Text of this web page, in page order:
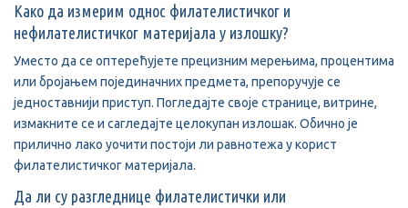
Како да измерим однос филателистичког и
нефилателистичког материјала у излошку?
Уместо да се оптерећујете прецизним мерењима, процентима
или бројањем појединачних предмета, препоручује се
једноставнији приступ. Погледајте своје странице, витрине,
измакните се и сагледајте целокупан излошак. Обично је
прилично лако уочити постоји ли равнотежа у корист
филателистичког материјала.
Да ли су разгледнице филателистички или